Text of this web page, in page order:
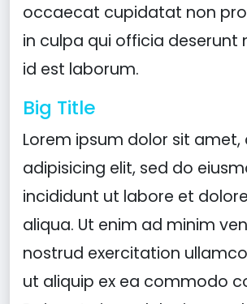
occaecat cupidatat non
in culpa qui officia deserunt
id est laborum.
Big Title
Lorem ipsum dolor sit
adipisicing elit, sed do
incididunt ut labore et
aliqua. Ut enim ad minim
nostrud exercitation
ut aliquip ex ea commodo